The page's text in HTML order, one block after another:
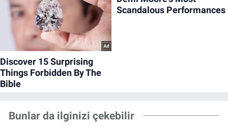
Bunlar da ilginizi çekebilir